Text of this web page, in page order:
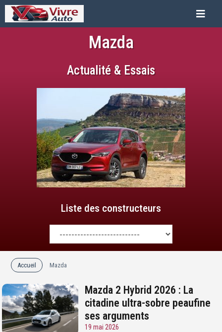
Mazda
Actualité & Essais
Liste des constructeurs
Accueil Mazda
Mazda 2 Hybrid 2026 : La
citadine ultra-sobre peaufine
ses arguments
19 mai 2026